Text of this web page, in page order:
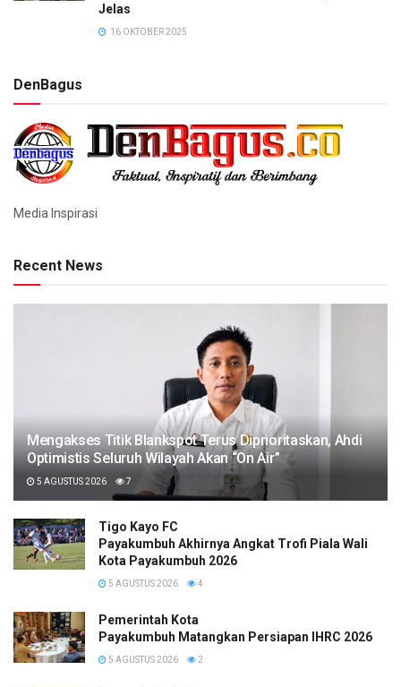
Jelas
16 OKTOBER 2025
DenBagus
Media Inspirasi
Recent News
Mengakses Titik Blankspot Terus Diprioritaskan, Ahdi
Optimistis Seluruh Wilayah Akan “On Air”
5 AGUSTUS 2026 7
Tigo Kayo FC
Payakumbuh Akhirnya Angkat Trofi Piala Wali
Kota Payakumbuh 2026
5 AGUSTUS 2026 4
Pemerintah Kota
Payakumbuh Matangkan Persiapan IHRC 2026
5 AGUSTUS 2026 2